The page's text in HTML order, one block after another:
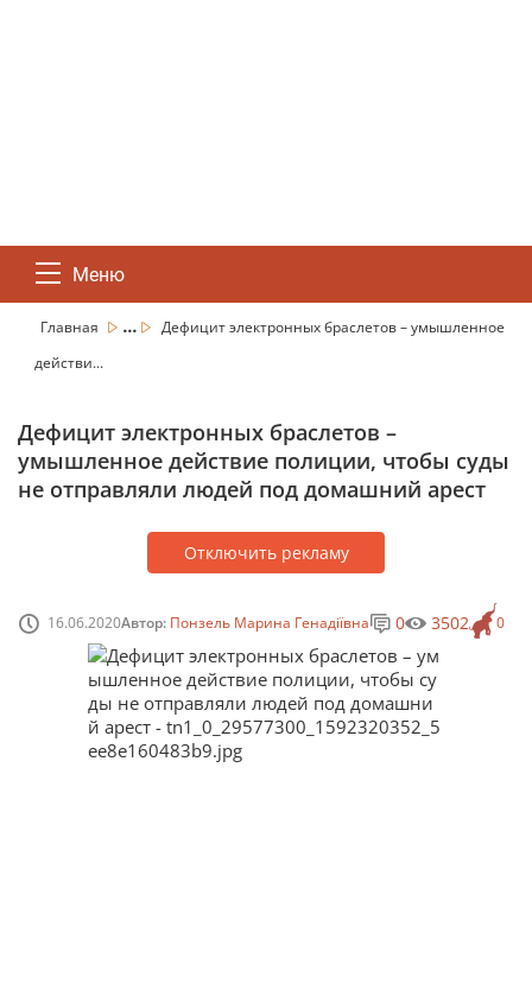
Меню
Главная ...
Дефицит электронных браслетов – умышленное
действи...
Дефицит электронных браслетов –
умышленное действие полиции, чтобы суды
не отправляли людей под домашний арест
Отключить рекламу
16.06.2020Автор: Понзель Марина Генадіївна 0
0 3502